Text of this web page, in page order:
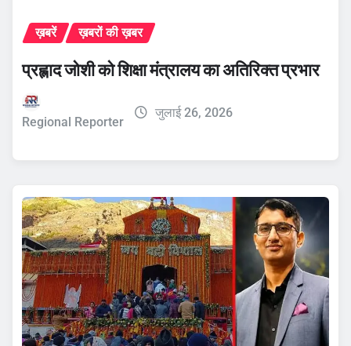
ख़बरें ख़बरों की ख़बर
प्रह्लाद जोशी को शिक्षा मंत्रालय का अतिरिक्त प्रभार
Regional Reporter
जुलाई 26, 2026